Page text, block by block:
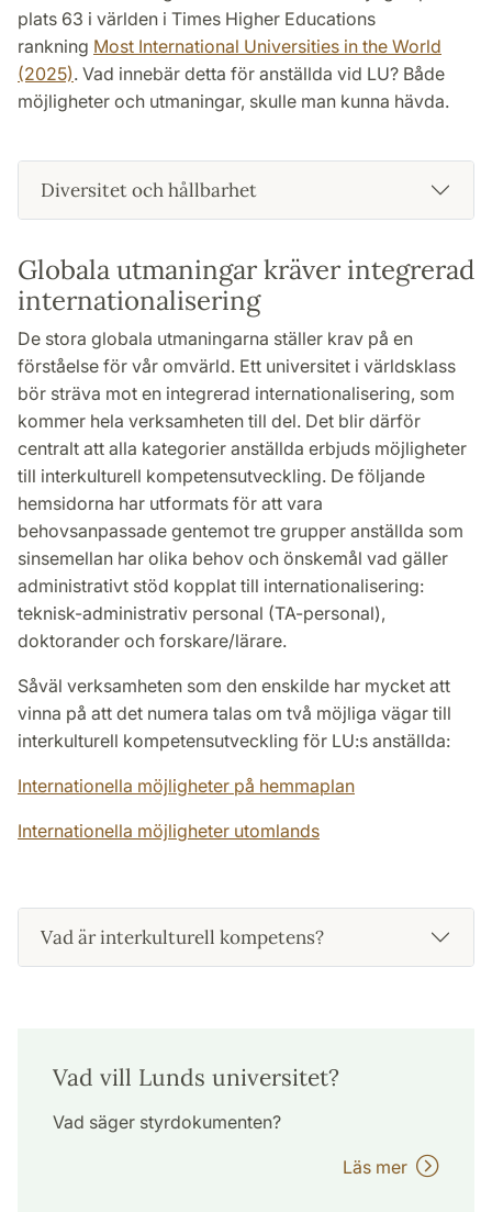
plats 63 i världen i Times Higher Educations
rankning Most International Universities in the World
(2025). Vad innebär detta för anställda vid LU? Både
möjligheter och utmaningar, skulle man kunna hävda.
Diversitet och hållbarhet
Globala utmaningar kräver integrerad
internationalisering
De stora globala utmaningarna ställer krav på en
förståelse för vår omvärld. Ett universitet i världsklass
bör sträva mot en integrerad internationalisering, som
kommer hela verksamheten till del. Det blir därför
centralt att alla kategorier anställda erbjuds möjligheter
till interkulturell kompetensutveckling. De följande
hemsidorna har utformats för att vara
behovsanpassade gentemot tre grupper anställda som
sinsemellan har olika behov och önskemål vad gäller
administrativt stöd kopplat till internationalisering:
teknisk-administrativ personal (TA-personal),
doktorander och forskare/lärare.
Såväl verksamheten som den enskilde har mycket att
vinna på att det numera talas om två möjliga vägar till
interkulturell kompetensutveckling för LU:s anställda:
Internationella möjligheter på hemmaplan
Internationella möjligheter utomlands
Vad är interkulturell kompetens?
Vad vill Lunds universitet?
Vad säger styrdokumenten?
Läs mer